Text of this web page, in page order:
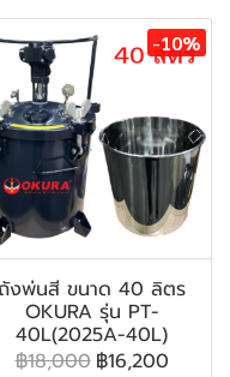
-10%
ถังพ่นสี ขนาด 40 ลิตร
OKURA รุ่น PT-
40L(2025A-40L)
฿18,000 ฿16,200